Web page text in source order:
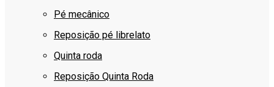
Pé mecânico
Reposição pé librelato
Quinta roda
Reposição Quinta Roda